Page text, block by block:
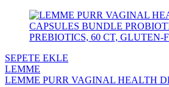
SEPETE EKLE
LEMME
LEMME PURR VAGINAL HEALTH